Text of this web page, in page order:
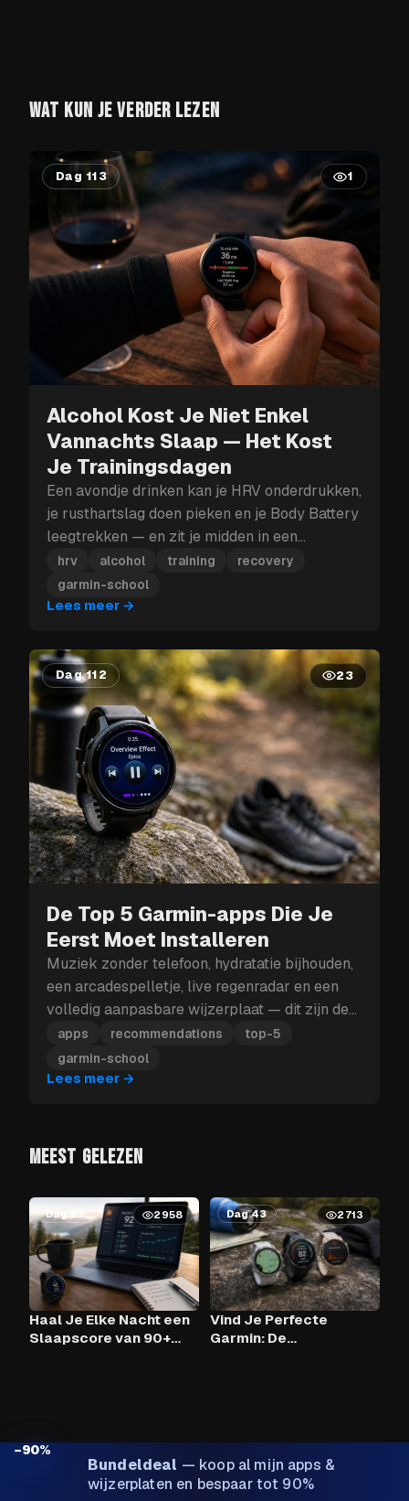
WAT KUN JE VERDER LEZEN
Dag 113 1
Alcohol Kost Je Niet Enkel
Vannachts Slaap — Het Kost
Je Trainingsdagen
Een avondje drinken kan je HRV onderdrukken,
je rusthartslag doen pieken en je Body Battery
leegtrekken — en zit je midden in een
trainingsblok, dan kan die herstelklap je meer
kosten dan enkel morgen.
hrv alcohol training
recovery
garmin-school
Lees meer →
Dag 112 23
De Top 5 Garmin-apps Die Je
Eerst Moet Installeren
Muziek zonder telefoon, hydratatie bijhouden,
een arcadespelletje, live regenradar en een
volledig aanpasbare wijzerplaat — dit zijn de
vijf Garmin-apps die je eerst moet installeren.
apps recommendations
top-5
garmin-school
Lees meer →
MEEST GELEZEN
Dag 62 2958
Haal Je Elke Nacht een
Slaapscore van 90+
Dag 43 2713
Vind Je Perfecte
Garmin: De
−90%
Bundeldeal — koop al mijn apps &
wijzerplaten en bespaar tot 90%